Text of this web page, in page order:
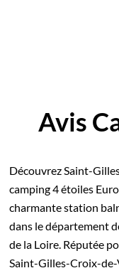
Avis
Découvrez Saint-
camping 4 étoiles
charmante station
dans le département
de la Loire. Réputée
Saint-Gilles-Croix-de-